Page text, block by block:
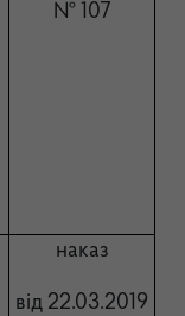
№ 107
наказ
від 22.03.2019